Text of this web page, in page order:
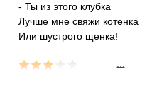
- Ты из этого клубка
Лучше мне свяжи котенка
Или шустрого щенка!